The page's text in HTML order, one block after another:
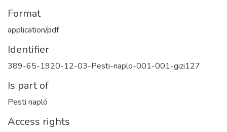
Format
application/pdf
Identifier
389-65-1920-12-03-Pesti-naplo-001-001-gizi127
Is part of
Pesti napló
Access rights